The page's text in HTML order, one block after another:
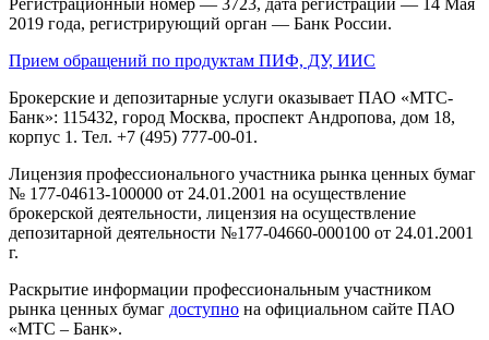
Регистрационный номер — 3723, дата регистрации — 14 Мая
2019 года, регистрирующий орган — Банк России.
Прием обращений по продуктам ПИФ, ДУ, ИИС
Брокерские и депозитарные услуги оказывает ПАО «МТС-
Банк»: 115432, город Москва, проспект Андропова, дом 18,
корпус 1. Тел. +7 (495) 777-00-01.
Лицензия профессионального участника рынка ценных бумаг
№ 177-04613-100000 от 24.01.2001 на осуществление
брокерской деятельности, лицензия на осуществление
депозитарной деятельности №177-04660-000100 от 24.01.2001
г.
Раскрытие информации профессиональным участником
рынка ценных бумаг доступно на официальном сайте ПАО
«МТС – Банк».